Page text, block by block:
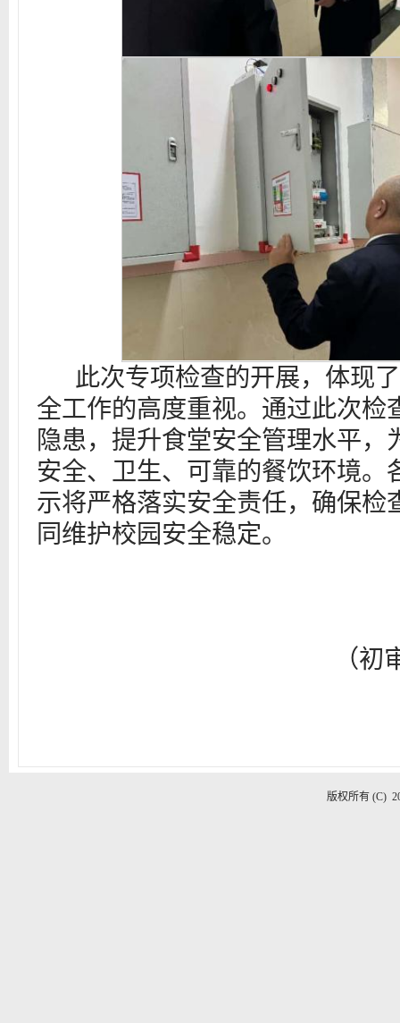
此次专项检查的开展，体现了
全工作的高度重视。通过此次检
隐患，提升食堂安全管理水平，
安全、卫生、可靠的餐饮环境。
示将严格落实安全责任，确保检
同维护校园安全稳定。
（初审：姜锐
版权所有 (C)